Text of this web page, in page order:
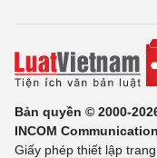
Bản quyền © 2000-
INCOM
Giấy phép thiết lập